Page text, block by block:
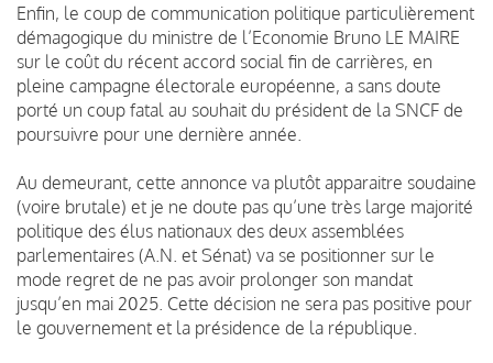
Enfin, le coup de communication politique particulièrement
démagogique du ministre de l’Economie Bruno LE MAIRE
sur le coût du récent accord social fin de carrières, en
pleine campagne électorale européenne, a sans doute
porté un coup fatal au souhait du président de la SNCF de
poursuivre pour une dernière année.
Au demeurant, cette annonce va plutôt apparaitre soudaine
(voire brutale) et je ne doute pas qu’une très large majorité
politique des élus nationaux des deux assemblées
parlementaires (A.N. et Sénat) va se positionner sur le
mode regret de ne pas avoir prolonger son mandat
jusqu’en mai 2025. Cette décision ne sera pas positive pour
le gouvernement et la présidence de la république.